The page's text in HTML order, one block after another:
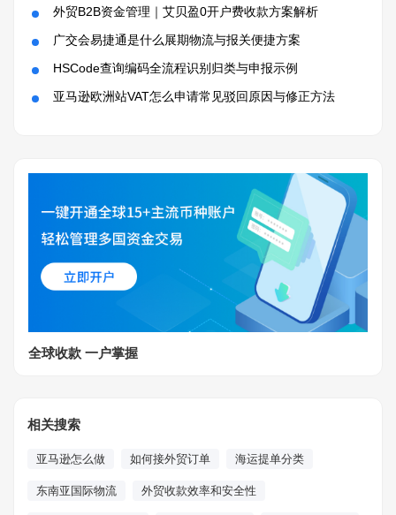
外贸B2B资金管理｜艾贝盈0开户费收款方案解析
广交会易捷通是什么展期物流与报关便捷方案
HSCode查询编码全流程识别归类与申报示例
亚马逊欧洲站VAT怎么申请常见驳回原因与修正方法
全球收款 一户掌握
相关搜索
亚马逊怎么做 如何接外贸订单 海运提单分类
东南亚国际物流 外贸收款效率和安全性